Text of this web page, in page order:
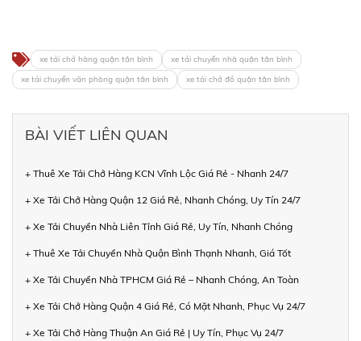
xe tải chở hàng quận tân bình
xe tải chuyển nhà quận tân bình
xe tải chuyển văn phòng quận tân bình
xe tải chở đồ quận tân bình
BÀI VIẾT LIÊN QUAN
+ Thuê Xe Tải Chở Hàng KCN Vĩnh Lộc Giá Rẻ - Nhanh 24/7
+ Xe Tải Chở Hàng Quận 12 Giá Rẻ, Nhanh Chóng, Uy Tín 24/7
+ Xe Tải Chuyển Nhà Liên Tỉnh Giá Rẻ, Uy Tín, Nhanh Chóng
+ Thuê Xe Tải Chuyển Nhà Quận Bình Thạnh Nhanh, Giá Tốt
+ Xe Tải Chuyển Nhà TPHCM Giá Rẻ – Nhanh Chóng, An Toàn
+ Xe Tải Chở Hàng Quận 4 Giá Rẻ, Có Mặt Nhanh, Phục Vụ 24/7
+ Xe Tải Chở Hàng Thuận An Giá Rẻ | Uy Tín, Phục Vụ 24/7